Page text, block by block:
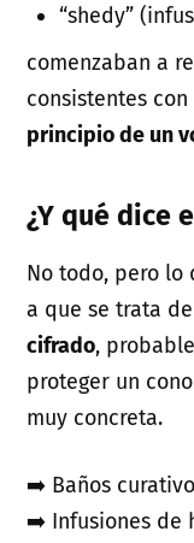
“shedy”
comenzaban a
consistentes
principio de un
¿Y qué dice
No todo, pero lo
a que se trata
cifrado,
proteger un
muy concreta.
➡️ Baños
➡️ Infusiones de